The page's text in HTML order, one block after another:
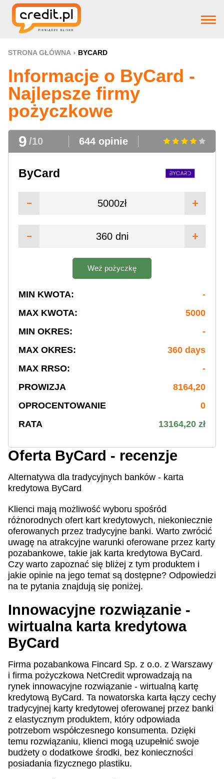
Strona główna
Pożyczki
Produkty bankowe
Firm pożyczkowye
Pomoc
STRONA GŁÓWNA BYCARD
Informacje o ByCard -
Najlepsze firmy
pożyczkowe
9 /10 644 opinie
ByCard
5000zł
360 dni
Weź pożyczkę
MIN KWOTA:
-
MAX KWOTA:
5000
MIN OKRES:
-
MAX OKRES:
360 days
MAX RRSO:
-
PROWIZJA
8164,20
OPROCENTOWANIE
0
RATA
13164,20 zł
Oferta ByCard - recenzje
Alternatywa dla tradycyjnych banków - karta
kredytowa ByCard
Klienci mają możliwość wyboru spośród
różnorodnych ofert kart kredytowych, niekoniecznie
oferowanych przez tradycyjne banki. Warto zwrócić
uwagę na atrakcyjne warunki oferowane przez karty
pozabankowe, takie jak karta kredytowa ByCard.
Czy warto zapoznać się bliżej z tym produktem i
jakie opinie na jego temat są dostępne? Odpowiedzi
na te pytania znajdują się poniżej.
Innowacyjne rozwiązanie -
wirtualna karta kredytowa
ByCard
Firma pozabankowa Fincard Sp. z o.o. z Warszawy
i firma pożyczkowa NetCredit wprowadzają na
rynek innowacyjne rozwiązanie - wirtualną kartę
kredytową ByCard. Ta nowatorska karta łączy cechy
tradycyjnej karty kredytowej oferowanej przez banki
z elastycznym produktem, który odpowiada
potrzebom współczesnego konsumenta. Dzięki
temu rozwiązaniu, klienci mogą uzupełnić swoje
budżety o dodatkowe środki, bez konieczności
posiadania fizycznego plastiku.